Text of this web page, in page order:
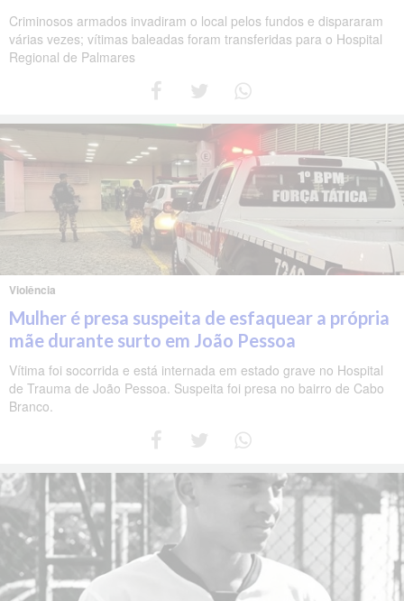
Criminosos armados invadiram o local pelos fundos e dispararam
várias vezes; vítimas baleadas foram transferidas para o Hospital
Regional de Palmares
Violência
Mulher é presa suspeita de esfaquear a própria
mãe durante surto em João Pessoa
Vítima foi socorrida e está internada em estado grave no Hospital
de Trauma de João Pessoa. Suspeita foi presa no bairro de Cabo
Branco.